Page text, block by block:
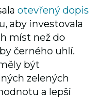
otevřený dopis
aby investovala
míst než do
černého uhlí.
být
zelených
a lepší